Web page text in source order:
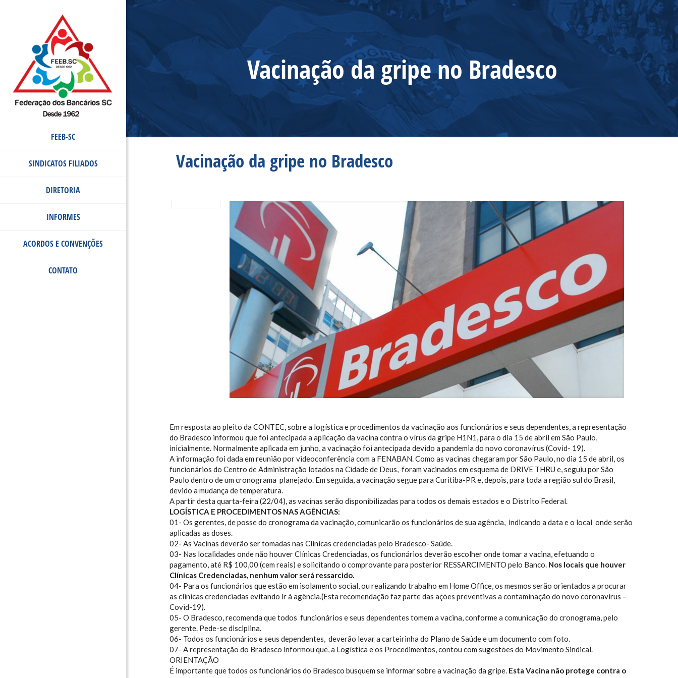
FEEB-SC
SINDICATOS FILIADOS
DIRETORIA
INFORMES
ACORDOS E CONVENÇÕES
CONTATO
Vacinação da gripe no Bradesco
Vacinação da gripe no Bradesco
Em resposta ao pleito da CONTEC, sobre a logística e procedimentos da vacinação aos funcionários e seus dependentes, a representação
do Bradesco informou que foi antecipada a aplicação da vacina contra o vírus da gripe H1N1, para o dia 15 de abril em São Paulo,
inicialmente. Normalmente aplicada em junho, a vacinação foi antecipada devido a pandemia do novo coronavírus (Covid- 19).
A informação foi dada em reunião por videoconferência com a FENABAN. Como as vacinas chegaram por São Paulo, no dia 15 de abril, os
funcionários do Centro de Administração lotados na Cidade de Deus, foram vacinados em esquema de DRIVE THRU e, seguiu por São
Paulo dentro de um cronograma planejado. Em seguida, a vacinação segue para Curitiba-PR e, depois, para toda a região sul do Brasil,
devido a mudança de temperatura.
A partir desta quarta-feira (22/04), as vacinas serão disponibilizadas para todos os demais estados e o Distrito Federal.
LOGÍSTICA E PROCEDIMENTOS NAS AGÊNCIAS:
01- Os gerentes, de posse do cronograma da vacinação, comunicarão os funcionários de sua agência, indicando a data e o local onde serão
aplicadas as doses.
02- As Vacinas deverão ser tomadas nas Clínicas credenciadas pelo Bradesco- Saúde.
03- Nas localidades onde não houver Clínicas Credenciadas, os funcionários deverão escolher onde tomar a vacina, efetuando o
pagamento, até R$ 100,00 (cem reais) e solicitando o comprovante para posterior RESSARCIMENTO pelo Banco. Nos locais que houver
Clínicas Credenciadas, nenhum valor será ressarcido.
04- Para os funcionários que estão em isolamento social, ou realizando trabalho em Home Office, os mesmos serão orientados a procurar
as clinicas credenciadas evitando ir à agência.(Esta recomendação faz parte das ações preventivas a contaminação do novo coronavírus –
Covid-19).
05- O Bradesco, recomenda que todos funcionários e seus dependentes tomem a vacina, conforme a comunicação do cronograma, pelo
gerente. Pede-se disciplina.
06- Todos os funcionários e seus dependentes, deverão levar a carteirinha do Plano de Saúde e um documento com foto.
07- A representação do Bradesco informou que, a Logística e os Procedimentos, contou com sugestões do Movimento Sindical.
ORIENTAÇÃO
É importante que todos os funcionários do Bradesco busquem se informar sobre a vacinação da gripe. Esta Vacina não protege contra o